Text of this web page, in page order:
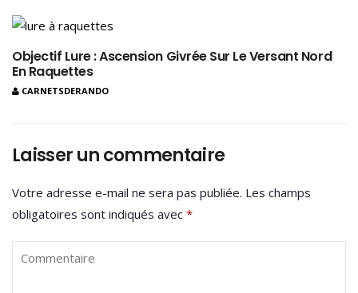
Objectif Lure : Ascension Givrée Sur Le Versant Nord
En Raquettes
CARNETSDERANDO
Laisser un commentaire
Votre adresse e-mail ne sera pas publiée. Les champs
obligatoires sont indiqués avec *